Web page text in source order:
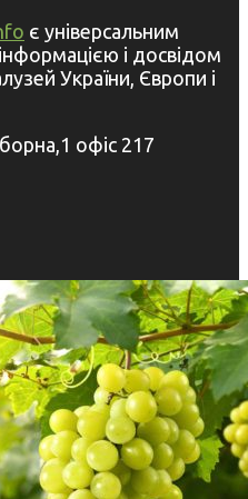
є універсальним
і досвідом
України, Європи і
офіс 217